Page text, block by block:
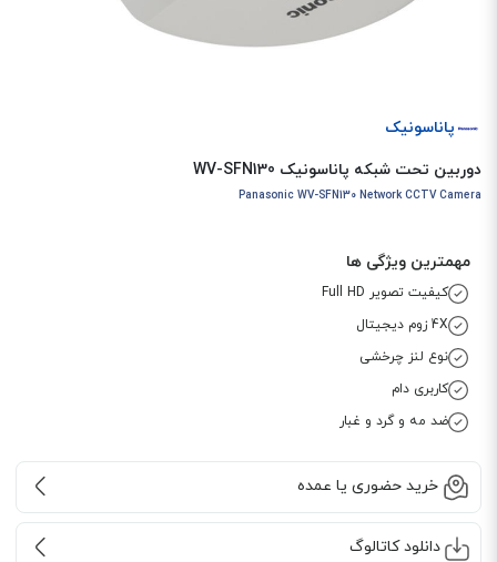
پاناسونیک
دوربین تحت شبکه پاناسونیک WV-SFN130
Panasonic WV-SFN130 Network CCTV Camera
مهمترین ویژگی ها
کیفیت تصویر Full HD
4X زوم دیجیتال
نوع لنز چرخشی
کاربری دام
ضد مه و گرد و غبار
خرید حضوری یا عمده
دانلود کاتالوگ